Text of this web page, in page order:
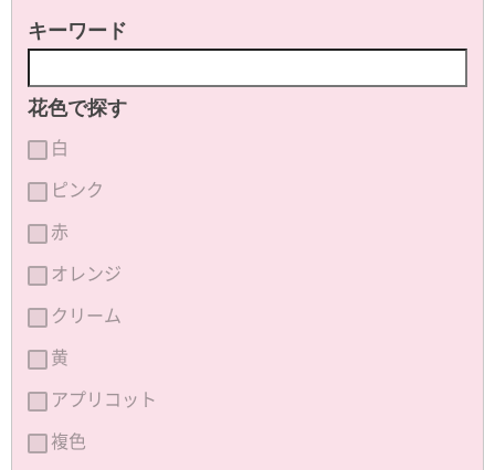
キーワード
花色で探す
白
ピンク
赤
オレンジ
クリーム
黄
アプリコット
複色